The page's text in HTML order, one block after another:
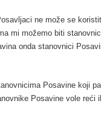
ne može se
mi možemo biti
onda stanovnici
Posavine koji
Posavine vole reći